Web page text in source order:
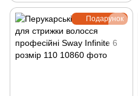
Подарунок